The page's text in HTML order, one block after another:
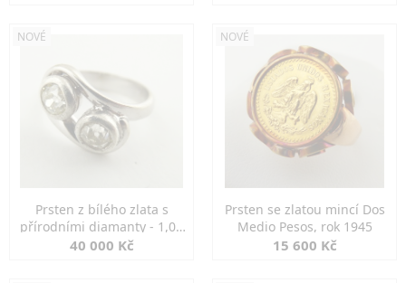
NOVÉ
Prsten z bílého zlata s
přírodními diamanty - 1,00
ct
40 000 Kč
NOVÉ
Prsten se zlatou mincí Dos
Medio Pesos, rok 1945
15 600 Kč